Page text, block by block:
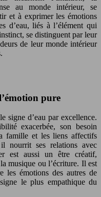
au monde intérieur, se
et à exprimer les émotions
d’eau, liés à l’élément qui
se distinguent par leur
de leur monde intérieur
pure
signe d’eau par excellence.
exacerbée, son besoin
famille et les liens affectifs
nourrit ses relations avec
est aussi un être créatif,
musique ou l’écriture. Il est
les émotions des autres de
le plus empathique du